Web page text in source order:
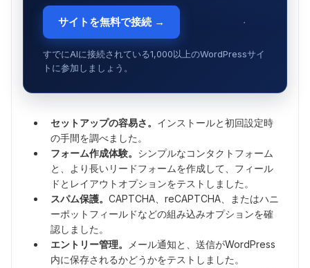
サイトを無料で接続 →
すでにAIに接続されている1,000以上のWordPressサイ
トに参加しましょう。
セットアップの容易さ。 インストールと初回設定時
の手間を調べました。
フォーム作成体験。 シンプルなコンタクトフォーム
と、より長いリードフォームを作成して、フィール
ドとレイアウトオプションをテストしました。
スパム保護。 CAPTCHA、reCAPTCHA、またはハニ
ーポットフィールドなどの組み込みオプションを確
認しました。
エントリー管理。
メール通知と、送信がWordPress
内に保存されるかどうかをテストしました。